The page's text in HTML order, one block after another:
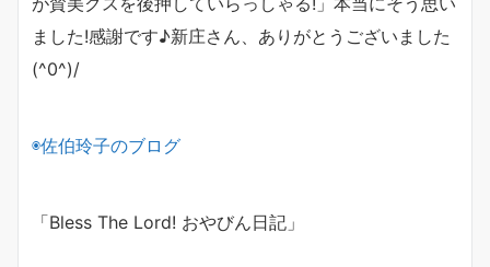
ました!感謝です♪新庄さん、ありがとうございました
(^0^)/
◉佐伯玲子のブログ
「Bless The Lord! おやびん日記」